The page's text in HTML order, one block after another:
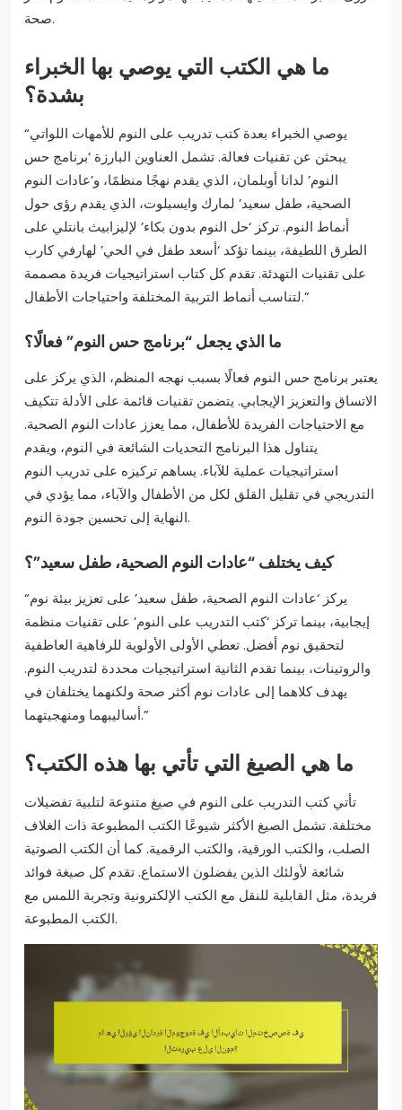
صحة.
ما هي الكتب التي يوصي بها الخبراء
بشدة؟
“يوصي الخبراء بعدة كتب تدريب على النوم للأمهات اللواتي
يبحثن عن تقنيات فعالة. تشمل العناوين البارزة ‘برنامج حس
النوم’ لدانا أوبلمان، الذي يقدم نهجًا منظمًا، و’عادات النوم
الصحية، طفل سعيد’ لمارك وايسبلوت، الذي يقدم رؤى حول
أنماط النوم. تركز ‘حل النوم بدون بكاء’ لإليزابيث بانتلي على
الطرق اللطيفة، بينما تؤكد ‘أسعد طفل في الحي’ لهارفي كارب
على تقنيات التهدئة. تقدم كل كتاب استراتيجيات فريدة مصممة
لتناسب أنماط التربية المختلفة واحتياجات الأطفال.”
ما الذي يجعل “برنامج حس النوم” فعالًا؟
يعتبر برنامج حس النوم فعالًا بسبب نهجه المنظم، الذي يركز على
الاتساق والتعزيز الإيجابي. يتضمن تقنيات قائمة على الأدلة تتكيف
مع الاحتياجات الفريدة للأطفال، مما يعزز عادات النوم الصحية.
يتناول هذا البرنامج التحديات الشائعة في النوم، ويقدم
استراتيجيات عملية للآباء. يساهم تركيزه على تدريب النوم
التدريجي في تقليل القلق لكل من الأطفال والآباء، مما يؤدي في
النهاية إلى تحسين جودة النوم.
كيف يختلف “عادات النوم الصحية، طفل سعيد”؟
“يركز ‘عادات النوم الصحية، طفل سعيد’ على تعزيز بيئة نوم
إيجابية، بينما تركز ‘كتب التدريب على النوم’ على تقنيات منظمة
لتحقيق نوم أفضل. تعطي الأولى الأولوية للرفاهية العاطفية
والروتينات، بينما تقدم الثانية استراتيجيات محددة لتدريب النوم.
يهدف كلاهما إلى عادات نوم أكثر صحة ولكنهما يختلفان في
أساليبهما ومنهجيتهما.”
ما هي الصيغ التي تأتي بها هذه الكتب؟
تأتي كتب التدريب على النوم في صيغ متنوعة لتلبية تفضيلات
مختلفة. تشمل الصيغ الأكثر شيوعًا الكتب المطبوعة ذات الغلاف
الصلب، والكتب الورقية، والكتب الرقمية. كما أن الكتب الصوتية
شائعة لأولئك الذين يفضلون الاستماع. تقدم كل صيغة فوائد
فريدة، مثل القابلية للنقل مع الكتب الإلكترونية وتجربة اللمس مع
الكتب المطبوعة.